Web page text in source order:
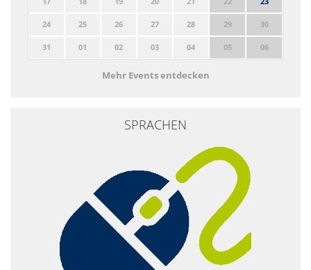
24 25 26 27 28 29 30
31 01 02 03 04 05 06
Mehr Events entdecken
SPRACHEN